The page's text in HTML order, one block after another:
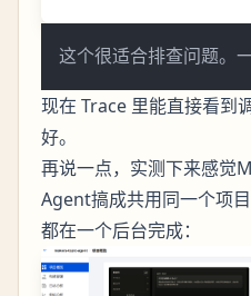
现在 Trace 里能直接看到
好。
再说一点，实测下来感觉
Agent搞成共用同一个项
都在一个后台完成：